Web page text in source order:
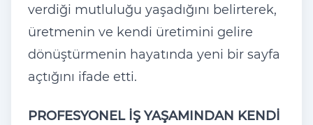
verdiği mutluluğu yaşadığını belirterek,
üretmenin ve kendi üretimini gelire
dönüştürmenin hayatında yeni bir sayfa
açtığını ifade etti.
PROFESYONEL İŞ YAŞAMINDAN KENDİ